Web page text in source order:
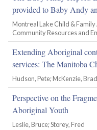
provided to Baby Andy
Montreal Lake Child &
Community Resources and
Extending Aboriginal
services: The Manitoba
Hudson, Pete; McKenzie, Brad
Perspective on the
Aboriginal Youth
Leslie, Bruce; Storey, Fred